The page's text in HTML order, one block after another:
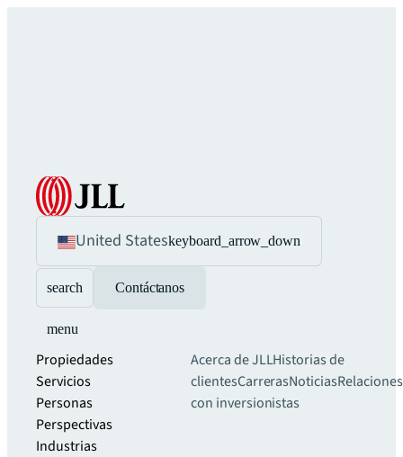
United Stateskeyboard_arrow_down
search Contáctanos
menu
Propiedades
Servicios
Personas
Perspectivas
Industrias
Acerca de JLLHistorias de
clientesCarrerasNoticiasRelaciones
con inversionistas